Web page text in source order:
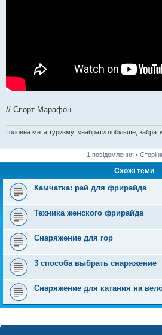
// Спорт-Марафон
Головна мета туризму: «набрати побільше,
1 повідомлення •
Схожі теми
Камчатка: рай для фрирайда
Техника женского фрирайда
Снаряжение для гор
3 способа выбрать снаряжение
Снаряжение для катания на